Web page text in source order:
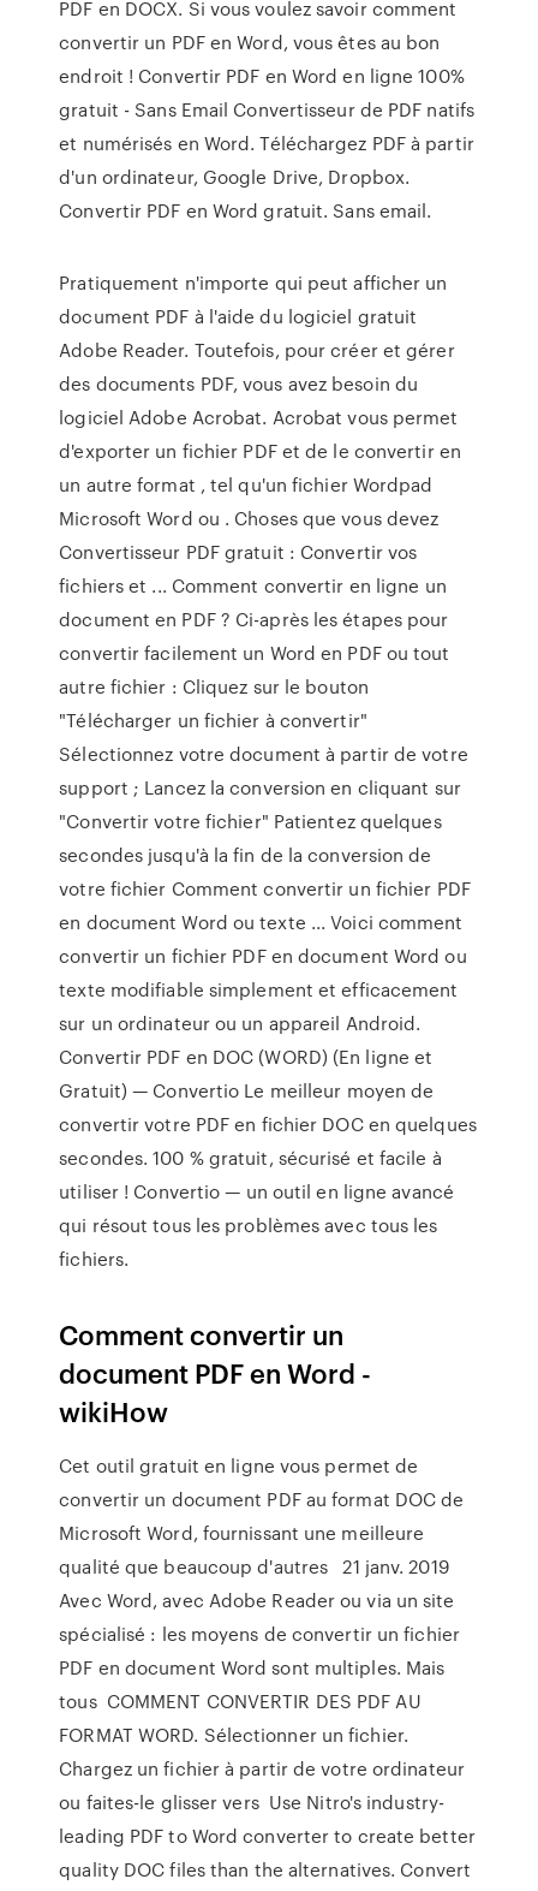
PDF en DOCX. Si vous voulez savoir comment
convertir un PDF en Word, vous êtes au bon
endroit ! Convertir PDF en Word en ligne 100%
gratuit - Sans Email Convertisseur de PDF natifs
et numérisés en Word. Téléchargez PDF à partir
d'un ordinateur, Google Drive, Dropbox.
Convertir PDF en Word gratuit. Sans email.
Pratiquement n'importe qui peut afficher un
document PDF à l'aide du logiciel gratuit
Adobe Reader. Toutefois, pour créer et gérer
des documents PDF, vous avez besoin du
logiciel Adobe Acrobat. Acrobat vous permet
d'exporter un fichier PDF et de le convertir en
un autre format , tel qu'un fichier Wordpad
Microsoft Word ou . Choses que vous devez
Convertisseur PDF gratuit : Convertir vos
fichiers et ... Comment convertir en ligne un
document en PDF ? Ci-après les étapes pour
convertir facilement un Word en PDF ou tout
autre fichier : Cliquez sur le bouton
"Télécharger un fichier à convertir"
Sélectionnez votre document à partir de votre
support ; Lancez la conversion en cliquant sur
"Convertir votre fichier" Patientez quelques
secondes jusqu'à la fin de la conversion de
votre fichier Comment convertir un fichier PDF
en document Word ou texte ... Voici comment
convertir un fichier PDF en document Word ou
texte modifiable simplement et efficacement
sur un ordinateur ou un appareil Android.
Convertir PDF en DOC (WORD) (En ligne et
Gratuit) — Convertio Le meilleur moyen de
convertir votre PDF en fichier DOC en quelques
secondes. 100 % gratuit, sécurisé et facile à
utiliser ! Convertio — un outil en ligne avancé
qui résout tous les problèmes avec tous les
fichiers.
Comment convertir un
document PDF en Word -
wikiHow
Cet outil gratuit en ligne vous permet de
convertir un document PDF au format DOC de
Microsoft Word, fournissant une meilleure
qualité que beaucoup d'autres 21 janv. 2019
Avec Word, avec Adobe Reader ou via un site
spécialisé : les moyens de convertir un fichier
PDF en document Word sont multiples. Mais
tous COMMENT CONVERTIR DES PDF AU
FORMAT WORD. Sélectionner un fichier.
Chargez un fichier à partir de votre ordinateur
ou faites-le glisser vers Use Nitro's industry-
leading PDF to Word converter to create better
quality DOC files than the alternatives. Convert